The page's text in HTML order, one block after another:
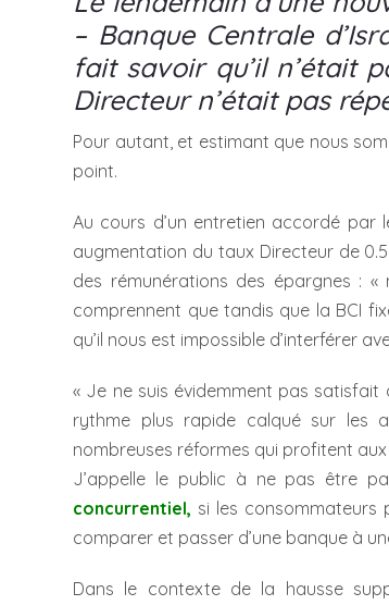
– Banque Centrale
fait savoir qu’il n’était
Directeur n’était pas
Pour autant, et estimant que nous
point.
Au cours d’un entretien accordé par
augmentation du taux Directeur de
des rémunérations des épargnes :
comprennent que tandis que la BCI
qu’il nous est impossible d’interférer
« Je ne suis évidemment pas
rythme plus rapide calqué sur les
nombreuses réformes qui profitent
J’appelle le public à ne pas être
concurrentiel, si les consommateurs
comparer et passer d’une banque à
Dans le contexte de la hausse